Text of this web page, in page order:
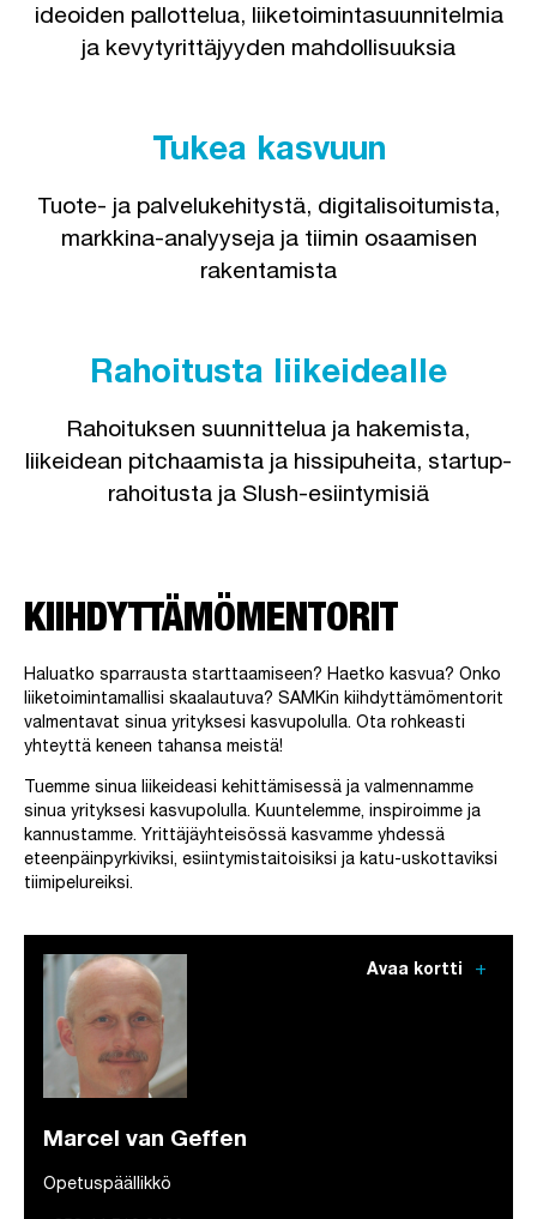
ideoiden pallottelua, liiketoimintasuunnitelmia
ja kevytyrittäjyyden mahdollisuuksia
Tukea kasvuun
Tuote- ja palvelukehitystä, digitalisoitumista,
markkina-analyyseja ja tiimin osaamisen
rakentamista
Rahoitusta liikeidealle
Rahoituksen suunnittelua ja hakemista,
liikeidean pitchaamista ja hissipuheita, startup-
rahoitusta ja Slush-esiintymisiä
KIIHDYTTÄMÖMENTORIT
Haluatko sparrausta starttaamiseen? Haetko kasvua? Onko
liiketoimintamallisi skaalautuva? SAMKin kiihdyttämömentorit
valmentavat sinua yrityksesi kasvupolulla. Ota rohkeasti
yhteyttä keneen tahansa meistä!
Tuemme sinua liikeideasi kehittämisessä ja valmennamme
sinua yrityksesi kasvupolulla. Kuuntelemme, inspiroimme ja
kannustamme. Yrittäjäyhteisössä kasvamme yhdessä
eteenpäinpyrkiviksi, esiintymistaitoisiksi ja katu-uskottaviksi
tiimipelureiksi.
Avaa kortti add
Marcel van Geffen
Opetuspäällikkö